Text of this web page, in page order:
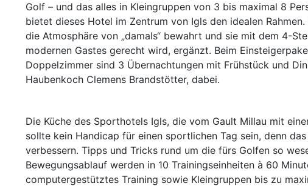
Golf – und das alles in Kleingruppen von 3 bis maximal 8
bietet dieses Hotel im Zentrum von Igls den idealen
die Atmosphäre von „damals“ bewahrt und sie mit dem 4-
modernen Gastes gerecht wird, ergänzt. Beim
Doppelzimmer sind 3 Übernachtungen mit Frühstück und
Haubenkoch Clemens Brandstötter, dabei.
Die Küche des Sporthotels Igls, die vom Gault Millau mit
sollte kein Handicap für einen sportlichen Tag sein, denn
verbessern. Tipps und Tricks rund um die fürs Golfen so
Bewegungsablauf werden in 10 Trainingseinheiten à 60
computergestütztes Training sowie Kleingruppen bis zu